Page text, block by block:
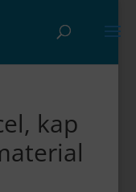
kap